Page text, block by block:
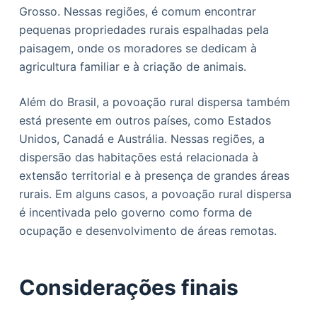
Grosso. Nessas regiões, é comum encontrar
pequenas propriedades rurais espalhadas pela
paisagem, onde os moradores se dedicam à
agricultura familiar e à criação de animais.
Além do Brasil, a povoação rural dispersa também
está presente em outros países, como Estados
Unidos, Canadá e Austrália. Nessas regiões, a
dispersão das habitações está relacionada à
extensão territorial e à presença de grandes áreas
rurais. Em alguns casos, a povoação rural dispersa
é incentivada pelo governo como forma de
ocupação e desenvolvimento de áreas remotas.
Considerações finais